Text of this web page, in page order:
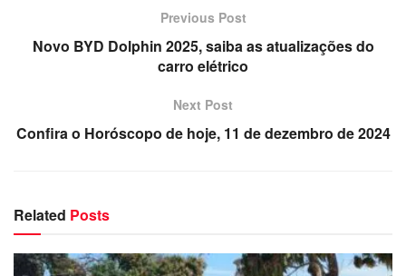
Previous Post
Novo BYD Dolphin 2025, saiba as atualizações do
carro elétrico
Next Post
Confira o Horóscopo de hoje, 11 de dezembro de 2024
Related Posts